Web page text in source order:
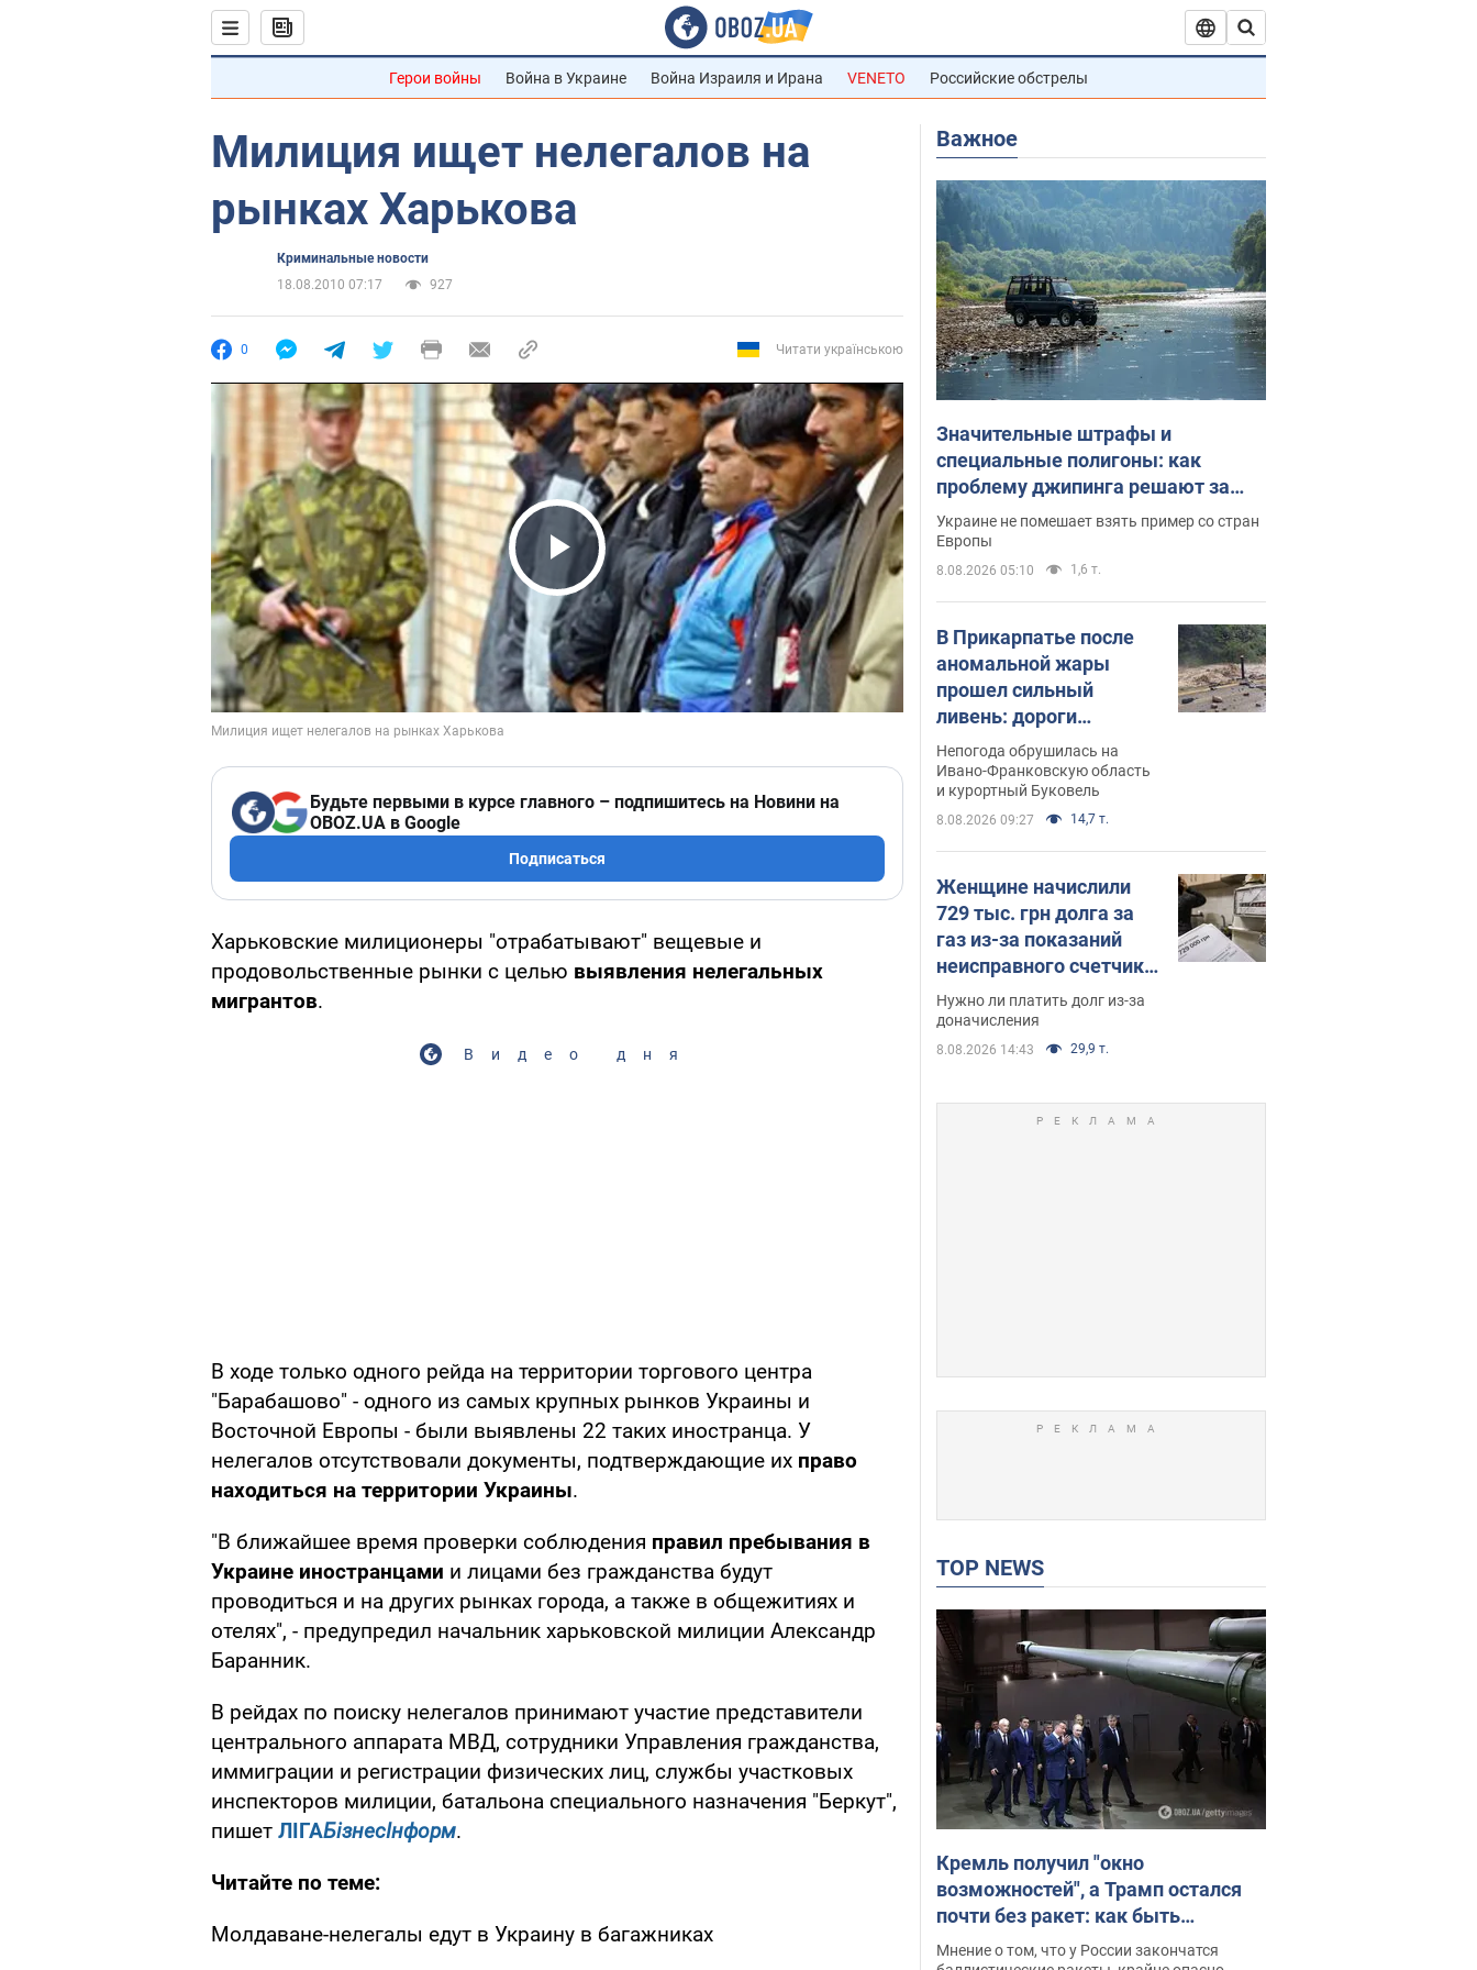
Герои войны Война в Украине Война Израиля и Ирана VENETO Российские обстрелы
Милиция ищет нелегалов на
рынках Харькова
Криминальные новости
18.08.2010 07:17
927
0 Читати українською
Play Video
Будьте первыми в курсе главного – подпишитесь на Новини на
OBOZ.UA в Google
Подписаться
Харьковские милиционеры "отрабатывают" вещевые и
продовольственные рынки с целью выявления нелегальных
мигрантов.
Видео дня
В ходе только одного рейда на территории торгового центра
"Барабашово" - одного из самых крупных рынков Украины и
Восточной Европы - были выявлены 22 таких иностранца. У
нелегалов отсутствовали документы, подтверждающие их право
находиться на территории Украины.
"В ближайшее время проверки соблюдения правил пребывания в
Украине иностранцами и лицами без гражданства будут
проводиться и на других рынках города, а также в общежитиях и
отелях", - предупредил начальник харьковской милиции Александр
Баранник.
В рейдах по поиску нелегалов принимают участие представители
центрального аппарата МВД, сотрудники Управления гражданства,
иммиграции и регистрации физических лиц, службы участковых
инспекторов милиции, батальона специального назначения "Беркут",
пишет ЛІГАБізнесІнформ.
Читайте по теме:
Молдаване-нелегалы едут в Украину в багажниках
Важное
Значительные штрафы и
специальные полигоны: как
проблему джипинга решают за
границей
Украине не помешает взять пример со стран
Европы
8.08.2026 05:10 1,6 т.
В Прикарпатье после
аномальной жары
прошел сильный
ливень: дороги
превратились в реки.
Видео
Непогода обрушилась на
Ивано-Франковскую область
и курортный Буковель
8.08.2026 09:27 14,7 т.
Женщине начислили
729 тыс. грн долга за
газ из-за показаний
неисправного счетчика:
судья вынес
неожиданное решение
Нужно ли платить долг из-за
доначисления
8.08.2026 14:43 29,9 т.
TOP NEWS
Кремль получил "окно
возможностей", а Трамп остался
почти без ракет: как быть
Украине? Интервью с Мельником
Мнение о том, что у России закончатся